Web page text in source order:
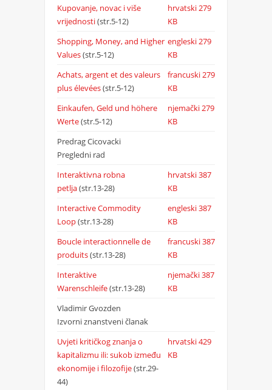
Kupovanje, novac i više
vrijednosti(str.5-12)
hrvatski279
KB
Shopping, Money, and Higher
Values(str.5-12)
engleski279
KB
Achats, argent et des valeurs
plus élevées(str.5-12)
francuski279
KB
Einkaufen, Geld und höhere
Werte(str.5-12)
njemački279
KB
Predrag Cicovacki
Pregledni rad
Interaktivna robna
petlja(str.13-28)
hrvatski387
KB
Interactive Commodity
Loop(str.13-28)
engleski387
KB
Boucle interactionnelle de
produits(str.13-28)
francuski387
KB
Interaktive
Warenschleife(str.13-28)
njemački387
KB
Vladimir Gvozden
Izvorni znanstveni članak
Uvjeti kritičkog znanja o
kapitalizmu ili: sukob između
ekonomije i filozofije(str.29-
44)
hrvatski429
KB